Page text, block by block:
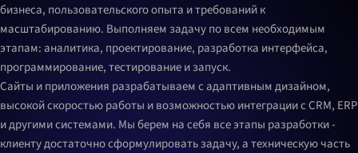
бизнеса, пользовательского опыта и требований к
масштабированию. Выполняем задачу по всем необходимым
этапам: аналитика, проектирование, разработка интерфейса,
программирование, тестирование и запуск.
Сайты и приложения разрабатываем с адаптивным дизайном,
высокой скоростью работы и возможностью интеграции с CRM, ERP
и другими системами. Мы берем на себя все этапы разработки -
клиенту достаточно сформулировать задачу, а техническую часть